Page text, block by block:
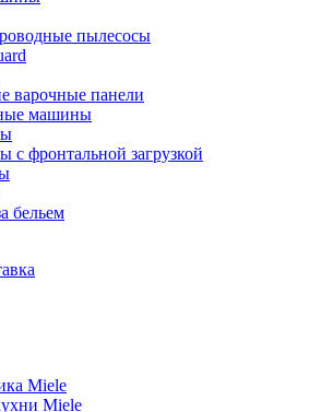
пылесосы
варочные панели
машины
фронтальной загрузкой
бельем
Miele
Miele